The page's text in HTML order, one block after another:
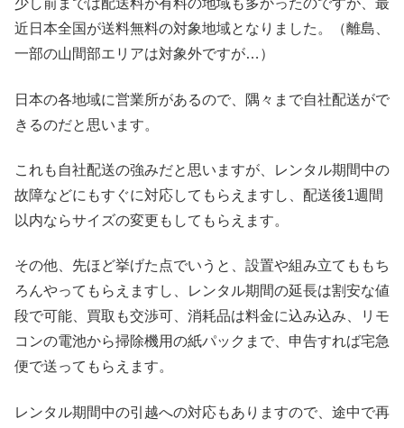
少し前までは配送料が有料の地域も多かったのですが、最
近日本全国が送料無料の対象地域となりました。（離島、
一部の山間部エリアは対象外ですが…）
日本の各地域に営業所があるので、隅々まで自社配送がで
きるのだと思います。
これも自社配送の強みだと思いますが、レンタル期間中の
故障などにもすぐに対応してもらえますし、配送後1週間
以内ならサイズの変更もしてもらえます。
その他、先ほど挙げた点でいうと、設置や組み立てももち
ろんやってもらえますし、レンタル期間の延長は割安な値
段で可能、買取も交渉可、消耗品は料金に込み込み、リモ
コンの電池から掃除機用の紙パックまで、申告すれば宅急
便で送ってもらえます。
レンタル期間中の引越への対応もありますので、途中で再